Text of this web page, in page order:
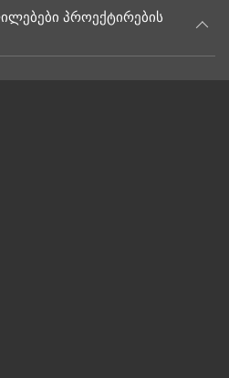
პროექტირების